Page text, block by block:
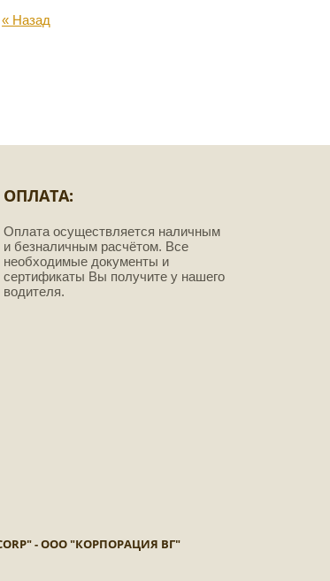
« Назад
ОПЛАТА:
Оплата осуществляется наличным
и безналичным расчётом. Все
необходимые документы и
сертификаты Вы получите у нашего
водителя.
CORP" - ООО "КОРПОРАЦИЯ ВГ"